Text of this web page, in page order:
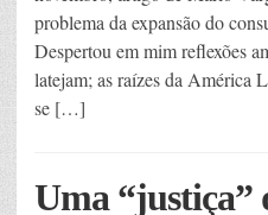
problema da expansão do
Despertou em mim reflexões
latejam; as raízes da América
se […]
Uma “justiça”